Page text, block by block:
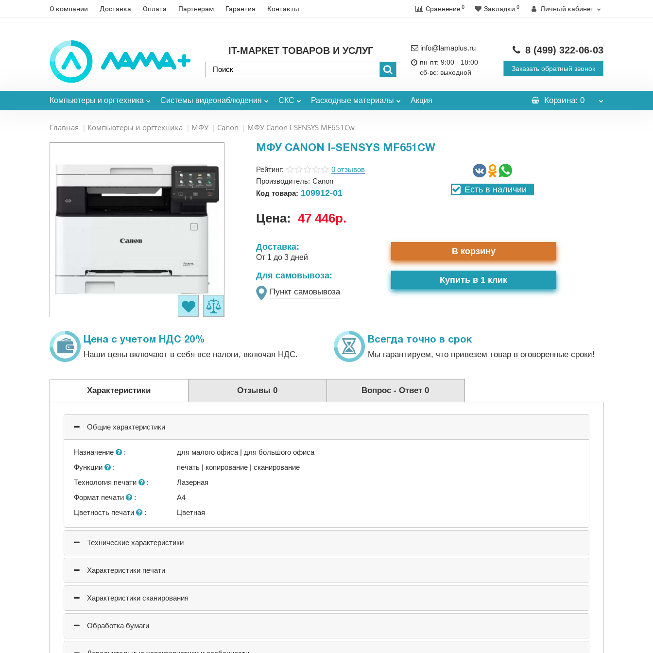
О компании Доставка Оплата Партнерам Гарантия Контакты Сравнение 0 Закладки 0 Личный кабинет
IT-МАРКЕТ ТОВАРОВ И УСЛУГ info@lamaplus.ru
пн-пт: 9:00 - 18:00
сб-вс: выходной
8 (499) 322-06-03
Заказать обратный звонок
Компьютеры и оргтехника Системы видеонаблюдения СКС Расходные материалы Акция Корзина: 0
Главная Компьютеры и оргтехника МФУ Canon МФУ Canon i-SENSYS MF651Cw
МФУ CANON I-SENSYS MF651CW
Рейтинг:
0 отзывов
Производитель: Canon
Код товара: 109912-01 Есть в наличии
Цена: 47 446р.
Доставка:
От 1 до 3 дней
В корзину
Для самовывоза:
Пункт самовывоза
Купить в 1 клик
Цена с учетом НДС 20%
Наши цены включают в себя все налоги, включая НДС.
Всегда точно в срок
Мы гарантируем, что привезем товар в оговоренные сроки!
Характеристики Отзывы 0 Вопрос - Ответ0
Общие характеристики
Назначение :
для малого офиса | для большого офиса
Функции
:
печать | копирование | сканирование
Технология печати
:
Лазерная
Формат печати
:
A4
Цветность печати
: Цветная
Технические характеристики
Характеристики печати
Характеристики сканирования
Обработка бумаги